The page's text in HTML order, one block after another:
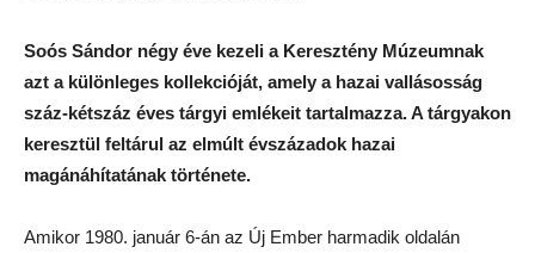
Soós Sándor négy éve kezeli a Keresztény Múzeumnak
azt a különleges kollekcióját, amely a hazai vallásosság
száz-kétszáz éves tárgyi emlékeit tartalmazza. A tárgyakon
keresztül feltárul az elmúlt évszázadok hazai
magánáhítatának története.
Amikor 1980. január 6-án az Új Ember harmadik oldalán